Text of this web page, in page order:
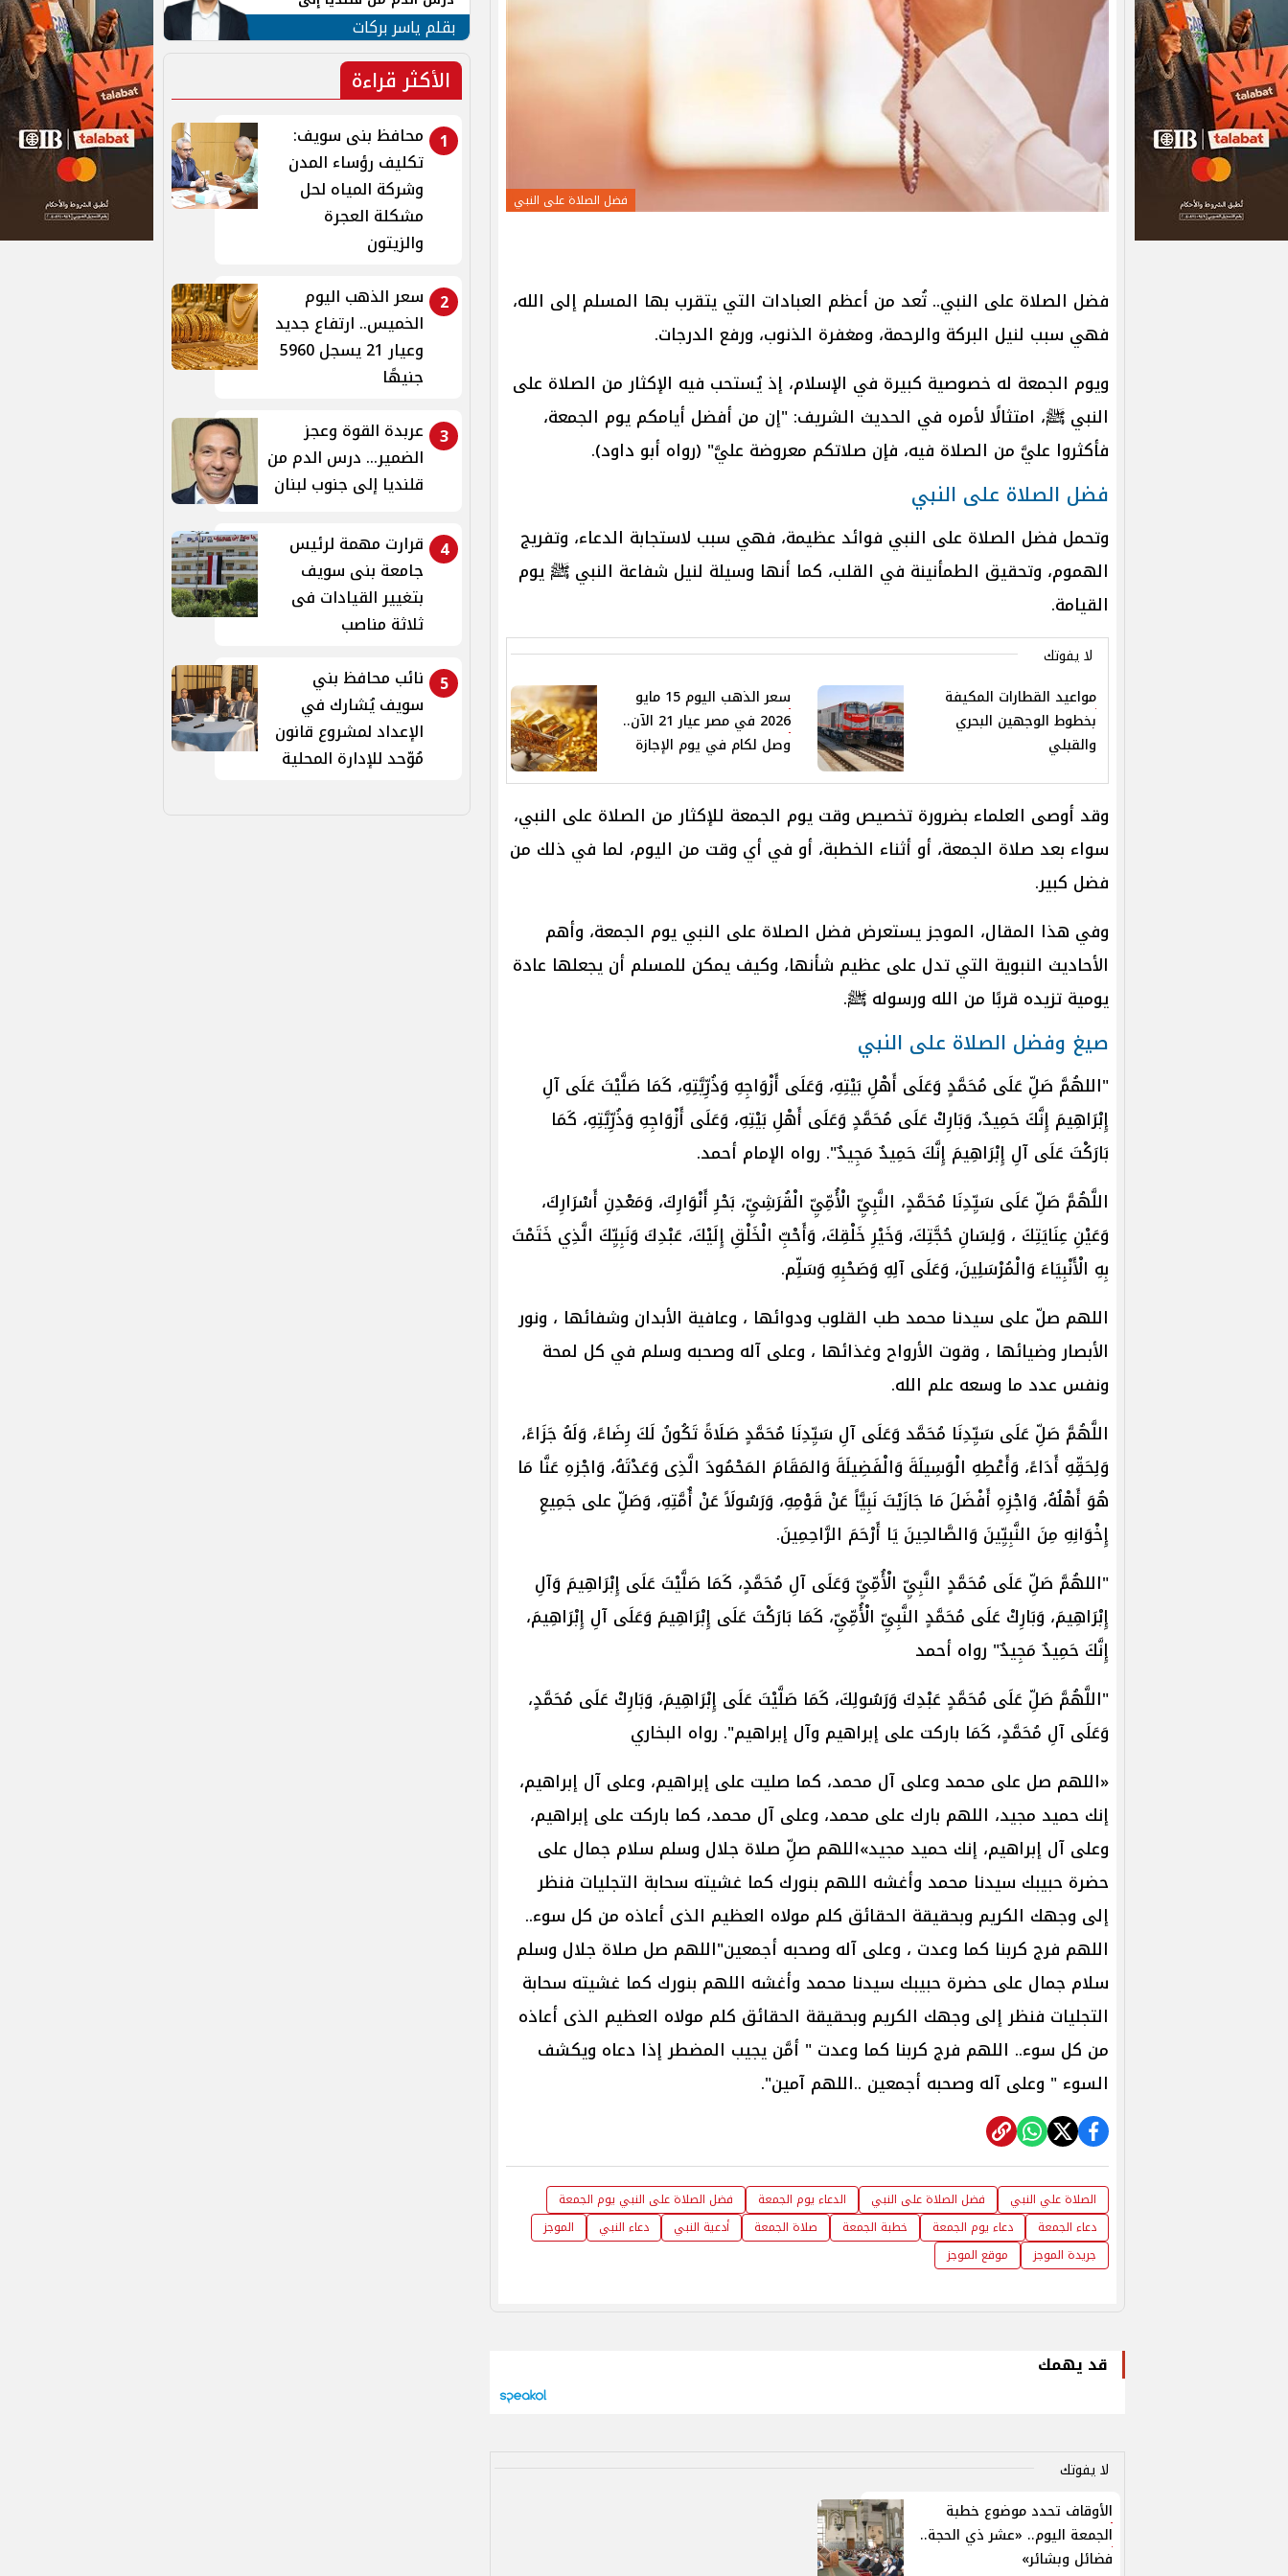
فضل الصلاة على النبي
فضل الصلاة على النبي.. تُعد من أعظم العبادات التي يتقرب بها المسلم إلى الله،
فهي سبب لنيل البركة والرحمة، ومغفرة الذنوب، ورفع الدرجات.
ويوم الجمعة له خصوصية كبيرة في الإسلام، إذ يُستحب فيه الإكثار من الصلاة على
النبي ﷺ، امتثالًا لأمره في الحديث الشريف: "إن من أفضل أيامكم يوم الجمعة،
فأكثروا عليَّ من الصلاة فيه، فإن صلاتكم معروضة عليَّ" (رواه أبو داود).
فضل الصلاة على النبي
وتحمل فضل الصلاة على النبي فوائد عظيمة، فهي سبب لاستجابة الدعاء، وتفريج
الهموم، وتحقيق الطمأنينة في القلب، كما أنها وسيلة لنيل شفاعة النبي ﷺ يوم
القيامة.
لا يفوتك
مواعيد القطارات المكيفة
بخطوط الوجهين البحري
والقبلي
سعر الذهب اليوم 15 مايو
2026 في مصر عيار 21 الآن..
وصل لكام في يوم الإجازة
وقد أوصى العلماء بضرورة تخصيص وقت يوم الجمعة للإكثار من الصلاة على النبي،
سواء بعد صلاة الجمعة، أو أثناء الخطبة، أو في أي وقت من اليوم، لما في ذلك من
فضل كبير.
وفي هذا المقال، الموجز يستعرض فضل الصلاة على النبي يوم الجمعة، وأهم
الأحاديث النبوية التي تدل على عظيم شأنها، وكيف يمكن للمسلم أن يجعلها عادة
يومية تزيده قربًا من الله ورسوله ﷺ.
صيغ وفضل الصلاة على النبي
"‌اللهُمَّ ‌صَلِّ ‌عَلَى ‌مُحَمَّدٍ ‌وَعَلَى ‌أَهْلِ ‌بَيْتِهِ، ‌وَعَلَى ‌أَزْوَاجِهِ وَذُرِّيَّتِهِ، كَمَا صَلَّيْتَ عَلَى آلِ
إِبْرَاهِيمَ إِنَّكَ حَمِيدٌ، وَبَارِكْ عَلَى مُحَمَّدٍ وَعَلَى أَهْلِ بَيْتِهِ، وَعَلَى أَزْوَاجِهِ وَذُرِّيَّتِهِ، كَمَا
بَارَكْتَ عَلَى آلِ إِبْرَاهِيمَ إِنَّكَ حَمِيدٌ مَجِيدٌ". رواه الإمام أحمد.
اللَّهُمَّ صَلِّ عَلَى سَيِّدِنَا مُحَمَّدٍ، النَّبِيِّ الْأُمِّيِّ الْقُرَشِيِّ، بَحْرِ أَنْوَارِكَ، وَمَعْدِنِ أَسْرَارِكَ،
وَعَيْنِ عِنَايَتِكَ ، وَلِسَانِ حُجَّتِكَ، وَخَيْرِ خَلْقِكَ، وَأَحْبِّ الْخَلْقِ إِلَيْكَ، عَبْدِكَ وَنَبِيِّكَ الَّذِي خَتَمْتَ
بِهِ الْأَنْبِيَاءَ وَالْمُرْسَلِينَ، وَعَلَى آلِهِ وَصَحْبِهِ وَسَلِّم.
اللهم صلّ على سيدنا محمد طب القلوب ودوائها ، وعافية الأبدان وشفائها ، ونور
الأبصار وضيائها ، وقوت الأرواح وغذائها ، وعلى آله وصحبه وسلم في كل لمحة
ونفس عدد ما وسعه علم الله.
اللَّهُمَّ صَلِّ عَلَى سَيِّدِنَا مُحَمَّد وَعَلَى آلِ سَيِّدِنَا مُحَمَّدٍ صَلَاةً تَكُونُ لَكَ رِضَاءً، وَلَهُ جَزَاءً،
وَلِحَقِّهِ أَدَاءً، وَأَعْطِهِ الْوَسِيلَةَ وَالْفَضِيلَةَ وَالمَقَامَ المَحْمُودَ الَّذِى وَعَدْتَهُ، وَاجْزهِ عَنَّا مَا
هُوَ أَهْلُهُ، وَاجْزِهِ أَفْضَلَ مَا جَازَيْتَ نَبِيَّاً عَنْ قَوْمِهِ، وَرَسُولَاً عَنْ أُمَّتِهِ، وَصَلِّ على جَمِيعِ
إِخْوَانِهِ مِنَ النَّبِيِّينَ وَالصَّالحِينَ يَا أَرْحَمَ الرَّاحِمِينَ.
"‌اللهُمَّ ‌صَلِّ ‌عَلَى ‌مُحَمَّدٍ ‌النَّبِيِّ ‌الْأُمِّيِّ وَعَلَى آلِ مُحَمَّدٍ، كَمَا صَلَّيْتَ عَلَى إِبْرَاهِيمَ وَآلِ
إِبْرَاهِيمَ، وَبَارِكْ عَلَى مُحَمَّدٍ النَّبِيِّ الْأُمِّيِّ، كَمَا بَارَكْتَ عَلَى إِبْرَاهِيمَ وَعَلَى آلِ إِبْرَاهِيمَ،
إِنَّكَ حَمِيدٌ مَجِيدٌ" رواه أحمد
"اللَّهُمَّ ‌صَلِّ ‌عَلَى ‌مُحَمَّدٍ ‌عَبْدِكَ ‌وَرَسُولِكَ، كَمَا صَلَّيْتَ عَلَى إِبْرَاهِيمَ، وَبَارِكْ عَلَى مُحَمَّدٍ،
وَعَلَى آلِ مُحَمَّدٍ، كَمَا باركت على إبراهيم وآل إبراهيم". رواه البخاري
«اللهم صل على محمد وعلى آل محمد، كما صليت على إبراهيم، وعلى آل إبراهيم،
إنك حميد مجيد، اللهم بارك على محمد، وعلى آل محمد، كما باركت على إبراهيم،
وعلى آل إبراهيم، إنك حميد مجيد»اللهم صلِّ صلاة جلال وسلم سلام جمال على
حضرة حبيبك سيدنا محمد وأغشه اللهم بنورك كما غشيته سحابة التجليات فنظر
إلى وجهك الكريم وبحقيقة الحقائق كلم مولاه العظيم الذى أعاذه من كل سوء..
اللهم فرج كربنا كما وعدت ، وعلى آله وصحبه أجمعين"اللهم صل صلاة جلال وسلم
سلام جمال على حضرة حبيبك سيدنا محمد وأغشه اللهم بنورك كما غشيته سحابة
التجليات فنظر إلى وجهك الكريم وبحقيقة الحقائق كلم مولاه العظيم الذى أعاذه
من كل سوء.. اللهم فرج كربنا كما وعدت " أمَّن يجيب المضطر إذا دعاه ويكشف
السوء " وعلى آله وصحبه أجمعين ..اللهم آمين".
الصلاة علي النبي فضل الصلاة على النبي الدعاء يوم الجمعة
فضل الصلاة على النبي يوم الجمعة
دعاء الجمعة
دعاء يوم الجمعة خطبة الجمعة صلاة الجمعة أدعية النبي دعاء النبي
الموجز
جريدة الموجز
موقع الموجز
قد يهمك
لا يفوتك
الأوقاف تحدد موضوع خطبة
الجمعة اليوم.. «عشر ذي الحجة..
فضائل وبشائر»
جنوب لبنان
بقلم ياسر بركات
الأكثر قراءة
1
محافظ بنى سويف:
تكليف رؤساء المدن
وشركة المياه لحل
مشكلة العجرة
والزيتون
2
سعر الذهب اليوم
الخميس.. ارتفاع جديد
وعيار 21 يسجل 5960
جنيهًا
3 عربدة القوة وعجز
الضمير... درس الدم من
قلنديا إلى جنوب لبنان
4
قرارت مهمة لرئيس
جامعة بنى سويف
بتغيير القيادات فى
ثلاثة مناصب
5
نائب محافظ بني
سويف يُشارك في
الإعداد لمشروع قانون
مُوّحد للإدارة المحلية